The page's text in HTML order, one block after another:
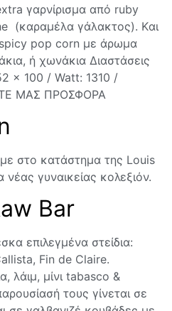
γαρνίρισμα από ruby
(καραμέλα γάλακτος). Kαι
pop corn με άρωμα
ή χωνάκια Διαστάσεις
x 100 / Watt: 1310 /
ΜΑΣ ΠΡΟΣΦΟΡΑ
στο κατάστημα της Louis
γυναικείας κολεξιόν.
Bar
επιλεγμένα στείδια:
Fin de Claire.
λάιμ, μίνι tabasco &
τους γίνεται σε